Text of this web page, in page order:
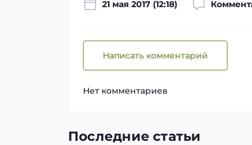
21 мая 2017 (12:18)
Написать комментарий
Нет комментариев
Последние статьи